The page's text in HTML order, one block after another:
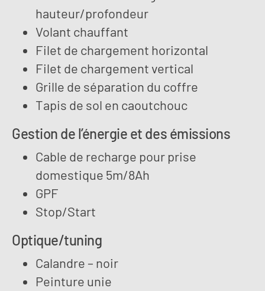
hauteur/profondeur
Volant chauffant
Filet de chargement horizontal
Filet de chargement vertical
Grille de séparation du coffre
Tapis de sol en caoutchouc
Gestion de l’énergie et des émissions
Cable de recharge pour prise
domestique 5m/8Ah
GPF
Stop/Start
Optique/tuning
Calandre – noir
Peinture unie